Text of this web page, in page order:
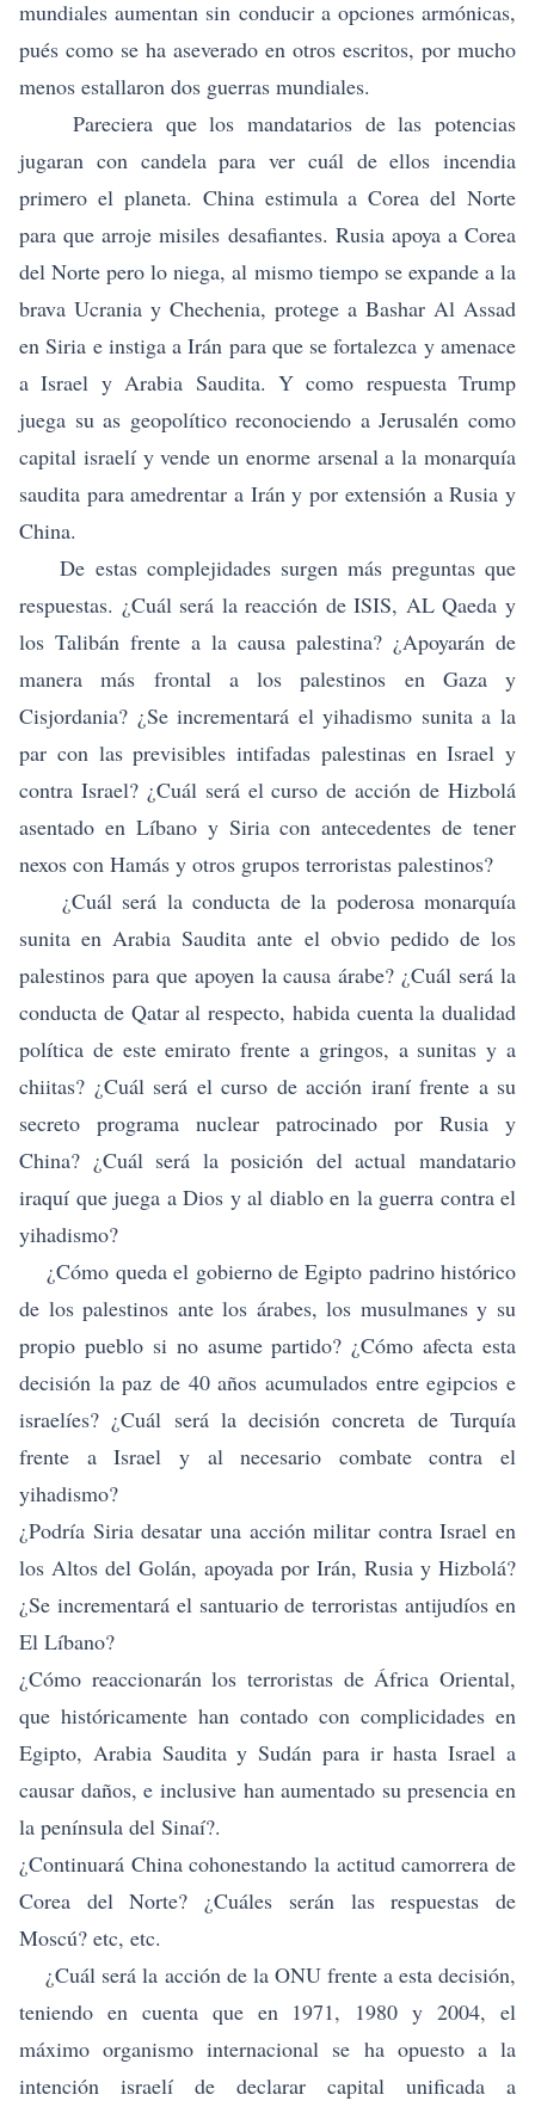
mundiales aumentan sin conducir a opciones armónicas,
pués como se ha aseverado en otros escritos, por mucho
menos estallaron dos guerras mundiales.
Pareciera que los mandatarios de las potencias
jugaran con candela para ver cuál de ellos incendia
primero el planeta. China estimula a Corea del Norte
para que arroje misiles desafiantes. Rusia apoya a Corea
del Norte pero lo niega, al mismo tiempo se expande a la
brava Ucrania y Chechenia, protege a Bashar Al Assad
en Siria e instiga a Irán para que se fortalezca y amenace
a Israel y Arabia Saudita. Y como respuesta Trump
juega su as geopolítico reconociendo a Jerusalén como
capital israelí y vende un enorme arsenal a la monarquía
saudita para amedrentar a Irán y por extensión a Rusia y
China.
De estas complejidades surgen más preguntas que
respuestas. ¿Cuál será la reacción de ISIS, AL Qaeda y
los Talibán frente a la causa palestina? ¿Apoyarán de
manera más frontal a los palestinos en Gaza y
Cisjordania? ¿Se incrementará el yihadismo sunita a la
par con las previsibles intifadas palestinas en Israel y
contra Israel? ¿Cuál será el curso de acción de Hizbolá
asentado en Líbano y Siria con antecedentes de tener
nexos con Hamás y otros grupos terroristas palestinos?
¿Cuál será la conducta de la poderosa monarquía
sunita en Arabia Saudita ante el obvio pedido de los
palestinos para que apoyen la causa árabe? ¿Cuál será la
conducta de Qatar al respecto, habida cuenta la dualidad
política de este emirato frente a gringos, a sunitas y a
chiitas? ¿Cuál será el curso de acción iraní frente a su
secreto programa nuclear patrocinado por Rusia y
China? ¿Cuál será la posición del actual mandatario
iraquí que juega a Dios y al diablo en la guerra contra el
yihadismo?
¿Cómo queda el gobierno de Egipto padrino histórico
de los palestinos ante los árabes, los musulmanes y su
propio pueblo si no asume partido? ¿Cómo afecta esta
decisión la paz de 40 años acumulados entre egipcios e
israelíes? ¿Cuál será la decisión concreta de Turquía
frente a Israel y al necesario combate contra el
yihadismo?
¿Podría Siria desatar una acción militar contra Israel en
los Altos del Golán, apoyada por Irán, Rusia y Hizbolá?
¿Se incrementará el santuario de terroristas antijudíos en
El Líbano?
¿Cómo reaccionarán los terroristas de África Oriental,
que históricamente han contado con complicidades en
Egipto, Arabia Saudita y Sudán para ir hasta Israel a
causar daños, e inclusive han aumentado su presencia en
la península del Sinaí?.
¿Continuará China cohonestando la actitud camorrera de
Corea del Norte? ¿Cuáles serán las respuestas de
Moscú? etc, etc.
¿Cuál será la acción de la ONU frente a esta decisión,
teniendo en cuenta que en 1971, 1980 y 2004, el
máximo organismo internacional se ha opuesto a la
intención israelí de declarar capital unificada a